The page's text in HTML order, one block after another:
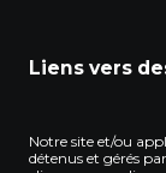
Liens vers
Notre site et/ou
détenus et gérés